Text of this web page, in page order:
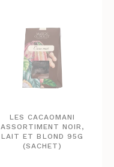
LES CACAOMANI
ASSORTIMENT NOIR,
LAIT ET BLOND 95G
(SACHET)